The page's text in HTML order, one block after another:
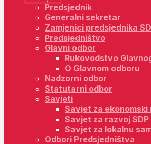
Predsjednik
Generalni sekretar
Zamjenici predsjednika
Predsjedništvo
Glavni odbor
Rukovodstvo
O Glavnom odboru
Nadzorni odbor
Statutarni odbor
Savjeti
Savjet za ekonomski
Savjet za razvoj SDP
Savjet za lokalnu
Odbori Predsjedništva